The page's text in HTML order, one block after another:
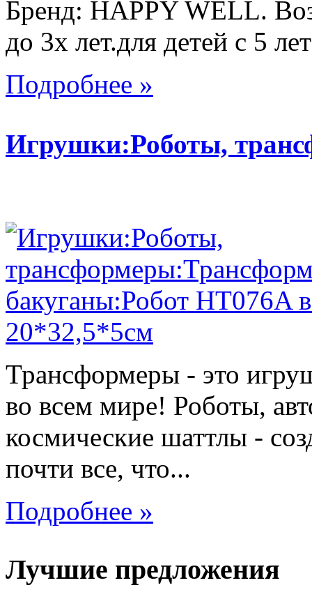
Бренд: HAPPY WELL.
до 3х лет.для детей с 5 лет
Подробнее »
Игрушки:Роботы,
Трансформеры - это
во всем мире! Роботы,
космические шаттлы -
почти все, что...
Подробнее »
Лучшие предложения